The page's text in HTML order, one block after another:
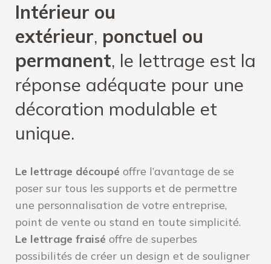
Intérieur ou
extérieur, ponctuel ou
permanent, le lettrage est la
réponse adéquate pour une
décoration modulable et
unique.
Le lettrage découpé offre l’avantage de se
poser sur tous les supports et de permettre
une personnalisation de votre entreprise,
point de vente ou stand en toute simplicité.
Le lettrage fraisé offre de superbes
possibilités de créer un design et de souligner